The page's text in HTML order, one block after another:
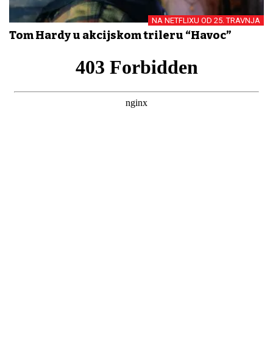
NA NETFLIXU OD 25. TRAVNJA
Tom Hardy u akcijskom trileru “Havoc”